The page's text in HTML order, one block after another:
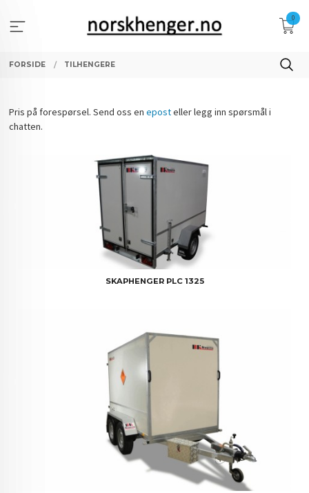
innholdet
0
FORSIDE TILHENGERE
Pris på forespørsel. Send oss eneposteller legg inn spørsmål i
chatten.
SKAPHENGER PLC 1325